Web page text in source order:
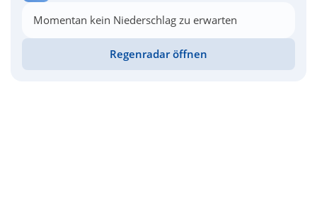
Momentan kein Niederschlag zu erwarten
Regenradar öffnen